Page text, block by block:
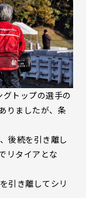
トップの選手の
りましたが、条
後続を引き離し
リタイアとな
引き離してシリ